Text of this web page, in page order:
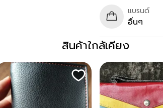
แบรนด์
อื่นๆ
สินค้าใกล้เคียง